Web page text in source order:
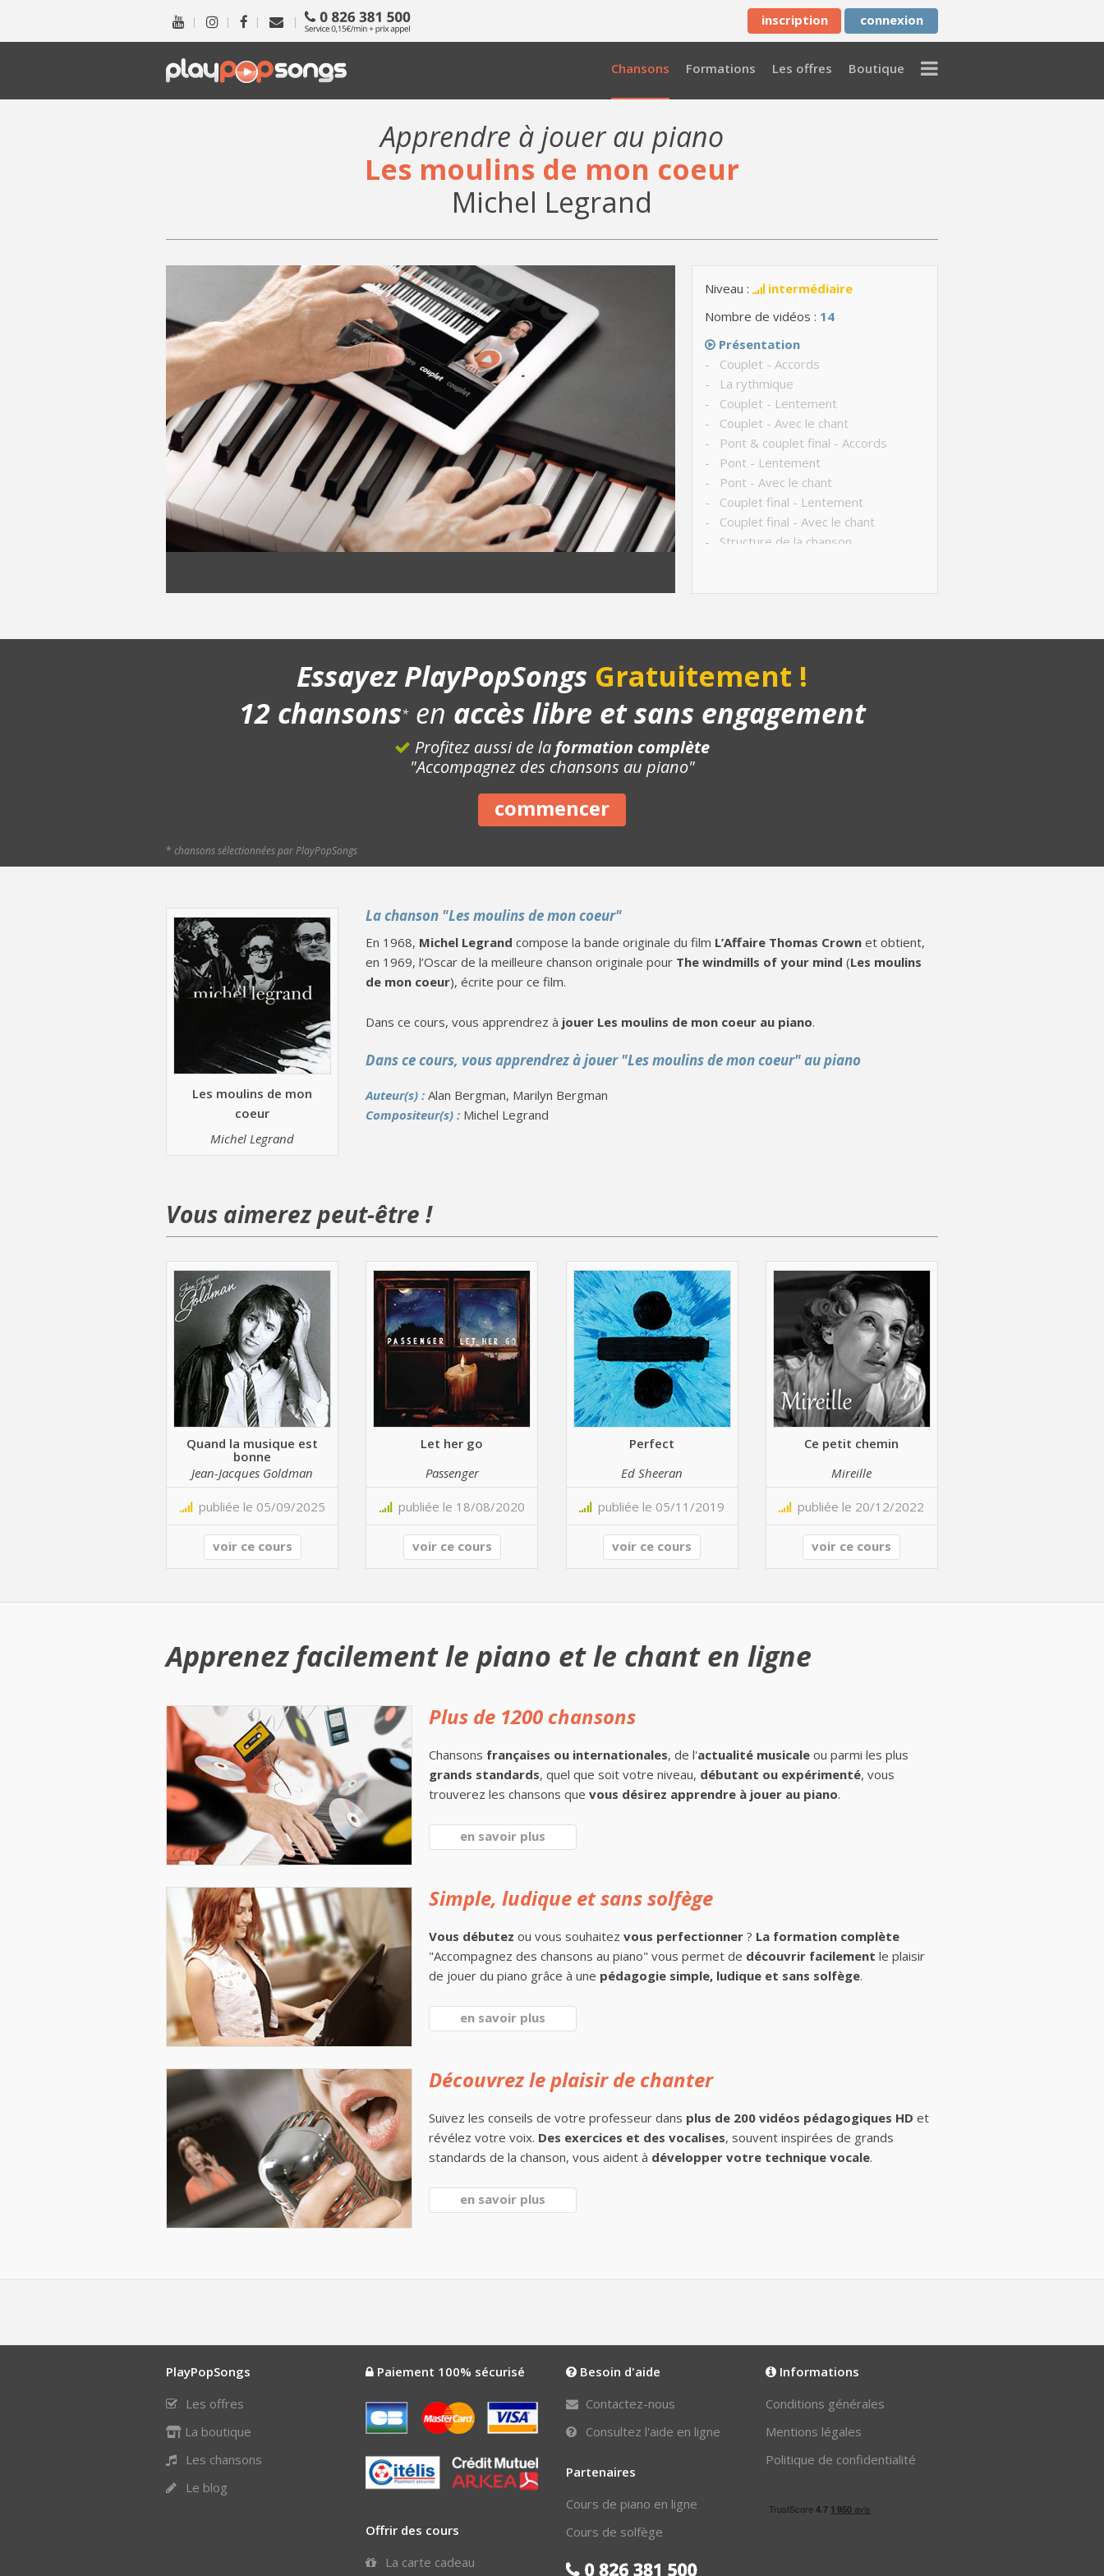
| | | | inscription connexion
Chansons Formations Les offres Boutique Menu
Apprendre à jouer au piano
Les moulins de mon coeur
Michel Legrand
Niveau :
intermédiaire
Nombre de vidéos : 14
Présentation
- Couplet - Accords
- La rythmique
- Couplet - Lentement
- Couplet - Avec le chant
- Pont & couplet final - Accords
- Pont - Lentement
- Pont - Avec le chant
- Couplet final - Lentement
- Couplet final - Avec le chant
- Structure de la chanson
Essayez PlayPopSongs Gratuitement !
12 chansons*en accès libre et sans engagement
Profitez aussi de la formation complète
"Accompagnez des chansons au piano"
commencer
* chansons sélectionnées par PlayPopSongs
Les moulins de mon
coeur
Michel Legrand
La chanson "Les moulins de mon coeur"
En 1968, Michel Legrand compose la bande originale du film L’Affaire Thomas Crown et obtient,
en 1969, l’Oscar de la meilleure chanson originale pour The windmills of your mind (Les moulins
de mon coeur), écrite pour ce film.
Dans ce cours, vous apprendrez à jouer Les moulins de mon coeur au piano.
Dans ce cours, vous apprendrez à jouer "Les moulins de mon coeur" au piano
Auteur(s) :Alan Bergman, Marilyn Bergman
Compositeur(s) : Michel Legrand
Vous aimerez peut-être !
Quand la musique est
bonne
Jean-Jacques Goldman
publiée le 05/09/2025
voir ce cours
Let her go
Passenger
publiée le 18/08/2020
voir ce cours
Perfect
Ed Sheeran
publiée le 05/11/2019
voir ce cours
Ce petit chemin
Mireille
publiée le 20/12/2022
voir ce cours
Apprenez facilement le piano et le chant en ligne
Plus de 1200 chansons
Chansons françaises ou internationales, de l'actualité musicale ou parmi les plus
grands standards, quel que soit votre niveau, débutant ou expérimenté, vous
trouverez les chansons que vous désirez apprendre à jouer au piano.
en savoir plus
Simple, ludique et sans solfège
Vous débutez ou vous souhaitez vous perfectionner ? La formation complète
"Accompagnez des chansons au piano" vous permet de découvrir facilement le plaisir
de jouer du piano grâce à une pédagogie simple, ludique et sans solfège.
en savoir plus
Découvrez le plaisir de chanter
Suivez les conseils de votre professeur dans plus de 200 vidéos pédagogiques HD et
révélez votre voix. Des exercices et des vocalises, souvent inspirées de grands
standards de la chanson, vous aident à développer votre technique vocale.
en savoir plus
PlayPopSongs
Les offres
La boutique
Les chansons
Le blog
Paiement 100% sécurisé
Offrir des cours
La carte cadeau
Besoin d'aide
Contactez-nous
Consultez l'aide en ligne
Partenaires
Cours de piano en ligne
Cours de solfège
Informations
Conditions générales
Mentions légales
Politique de confidentialité